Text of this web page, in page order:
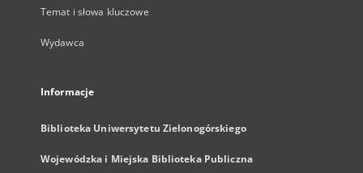
Temat i słowa kluczowe
Wydawca
Informacje
Biblioteka Uniwersytetu Zielonogórskiego
Wojewódzka i Miejska Biblioteka Publiczna